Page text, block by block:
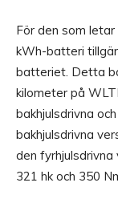
För den som
kWh-batteri
batteriet. Detta
kilometer på
bakhjulsdrivna
bakhjulsdrivna
den
321 hk och 350